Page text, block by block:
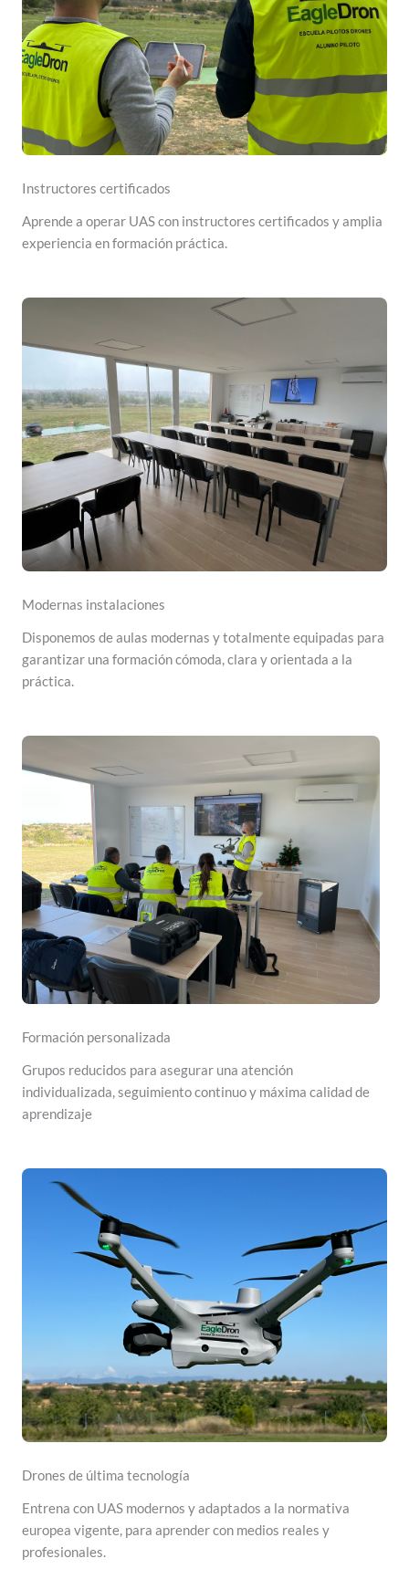
Instructores certificados
Aprende a operar UAS con instructores certificados y amplia
experiencia en formación práctica.
Modernas instalaciones
Disponemos de aulas modernas y totalmente equipadas para
garantizar una formación cómoda, clara y orientada a la
práctica.
Formación personalizada
Grupos reducidos para asegurar una atención
individualizada, seguimiento continuo y máxima calidad de
aprendizaje
Drones de última tecnología
Entrena con UAS modernos y adaptados a la normativa
europea vigente, para aprender con medios reales y
profesionales.